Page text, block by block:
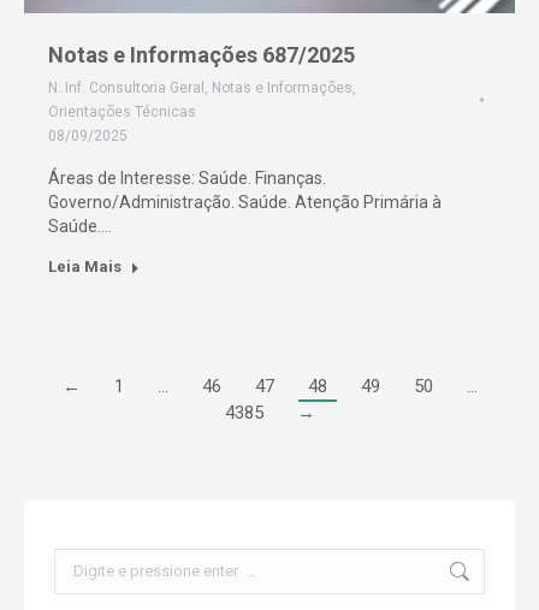
Notas e Informações 687/2025
N. Inf. Consultoria Geral , Notas e Informações,
Orientações Técnicas
08/09/2025
Áreas de Interesse: Saúde. Finanças.
Governo/Administração. Saúde. Atenção Primária à
Saúde.…
Leia Mais
← 1 … 46 47 48 49 50
…
4385
→